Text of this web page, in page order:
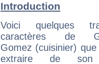
Introduction
Voici quelques
caractères de
Gomez (cuisinier)
extraire de son